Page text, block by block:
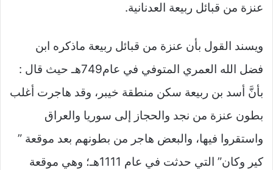
عنزة من قبائل ربيعة العدنانية.
ويسند القول بأن عنزة من قبائل ربيعة ماذكره ابن
فضل الله العمري المتوفي في عام749هـ حيث قال :
بأنَّ أسد بن ربيعة سكن منطقة خيبر، وقد هاجرت أغلب
بطون عنزة من نجد والحجاز إلى سوريا والعراق
واستقروا فيها، والبعض هاجر من بطونهم بعد موقعة ”
كير وكان” التي حدثت في عام 1111هـ؛ وهي موقعة